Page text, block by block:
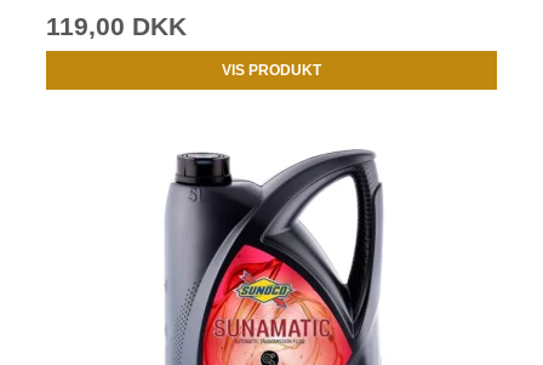
119,00 DKK
VIS PRODUKT